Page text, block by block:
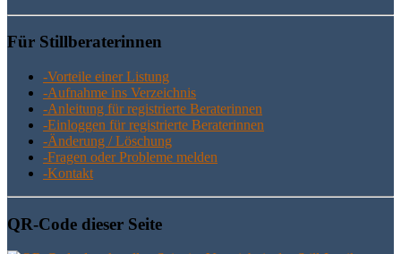
Für Still­be­ra­te­rin­nen
-Vor­tei­le einer Listung
-Auf­nah­me ins Verzeichnis
-Anlei­tung für regis­trier­te Beraterinnen
-Ein­log­gen für regis­trier­te Beraterinnen
-Ände­rung / Löschung
-Fra­gen oder Pro­ble­me melden
-Kon­takt
QR-Code die­ser Seite